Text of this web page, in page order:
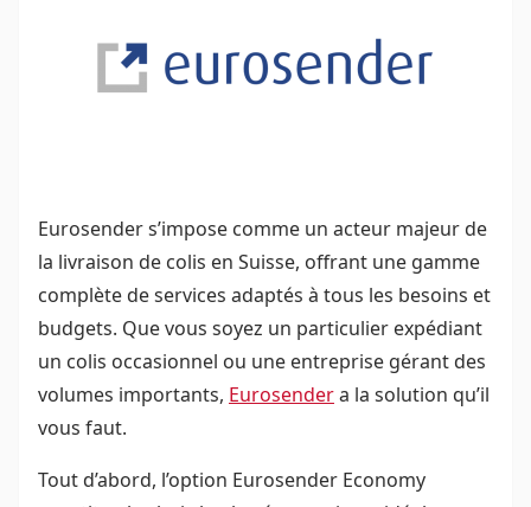
Eurosender s’impose comme un acteur majeur de
la livraison de colis en Suisse, offrant une gamme
complète de services adaptés à tous les besoins et
budgets. Que vous soyez un particulier expédiant
un colis occasionnel ou une entreprise gérant des
volumes importants, Eurosendera la solution qu’il
vous faut.
Tout d’abord, l’option Eurosender Economy